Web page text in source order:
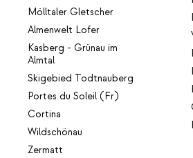
Mölltaler Gletscher
Almenwelt Lofer
Kasberg - Grünau im
Almtal
Skigebied Todtnauberg
Portes du Soleil (Fr)
Cortina
Wildschönau
Zermatt